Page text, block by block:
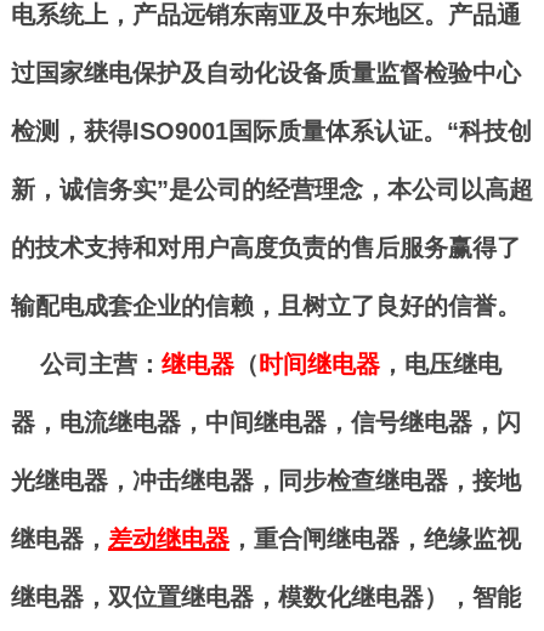
电系统上，产品远销东南亚及中东地区。产品通
过国家继电保护及自动化设备质量监督检验中心
检测，获得ISO9001国际质量体系认证。“科技创
新，诚信务实”是公司的经营理念，本公司以高超
的技术支持和对用户高度负责的售后服务赢得了
输配电成套企业的信赖，且树立了良好的信誉。
公司主营： 继电器（ 时间继电器， 电压继电
器， 电流继电器， 中间继电器， 信号继电器， 闪
光继电器， 冲击继电器， 同步检查继电器， 接地
继电器， 差动继电器，重合闸继电器，绝缘监视
继电器，双位置继电器， 模数化继电器），智能